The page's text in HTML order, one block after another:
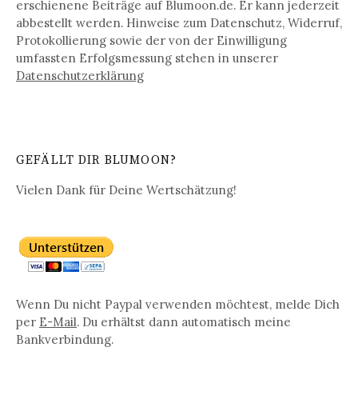
erschienene Beiträge auf Blumoon.de. Er kann jederzeit
abbestellt werden. Hinweise zum Datenschutz, Widerruf,
Protokollierung sowie der von der Einwilligung
umfassten Erfolgsmessung stehen in unserer
Datenschutz­erklärung
GEFÄLLT DIR BLUMOON?
Vielen Dank für Deine Wertschätzung!
Wenn Du nicht Paypal verwenden möchtest, melde Dich
per E-Mail. Du erhältst dann automatisch meine
Bankverbindung.